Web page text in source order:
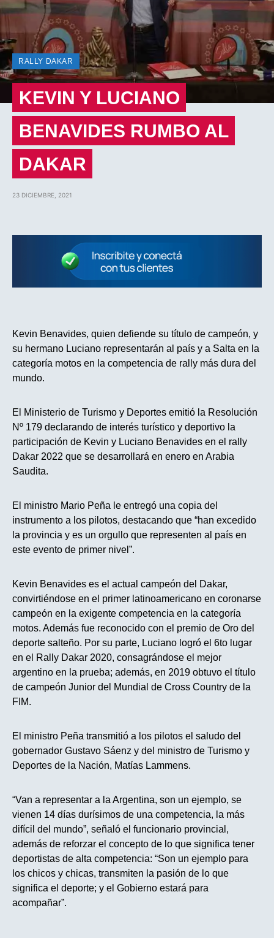
RALLY DAKAR
KEVIN Y LUCIANO
BENAVIDES RUMBO AL
DAKAR
23 DICIEMBRE, 2021
Kevin Benavides, quien defiende su título de campeón, y
su hermano Luciano representarán al país y a Salta en la
categoría motos en la competencia de rally más dura del
mundo.
El Ministerio de Turismo y Deportes emitió la Resolución
Nº 179 declarando de interés turístico y deportivo la
participación de Kevin y Luciano Benavides en el rally
Dakar 2022 que se desarrollará en enero en Arabia
Saudita.
El ministro Mario Peña le entregó una copia del
instrumento a los pilotos, destacando que “han excedido
la provincia y es un orgullo que representen al país en
este evento de primer nivel”.
Kevin Benavides es el actual campeón del Dakar,
convirtiéndose en el primer latinoamericano en coronarse
campeón en la exigente competencia en la categoría
motos. Además fue reconocido con el premio de Oro del
deporte salteño. Por su parte, Luciano logró el 6to lugar
en el Rally Dakar 2020, consagrándose el mejor
argentino en la prueba; además, en 2019 obtuvo el título
de campeón Junior del Mundial de Cross Country de la
FIM.
El ministro Peña transmitió a los pilotos el saludo del
gobernador Gustavo Sáenz y del ministro de Turismo y
Deportes de la Nación, Matías Lammens.
“Van a representar a la Argentina, son un ejemplo, se
vienen 14 días durísimos de una competencia, la más
difícil del mundo”, señaló el funcionario provincial,
además de reforzar el concepto de lo que significa tener
deportistas de alta competencia: “Son un ejemplo para
los chicos y chicas, transmiten la pasión de lo que
significa el deporte; y el Gobierno estará para
acompañar”.